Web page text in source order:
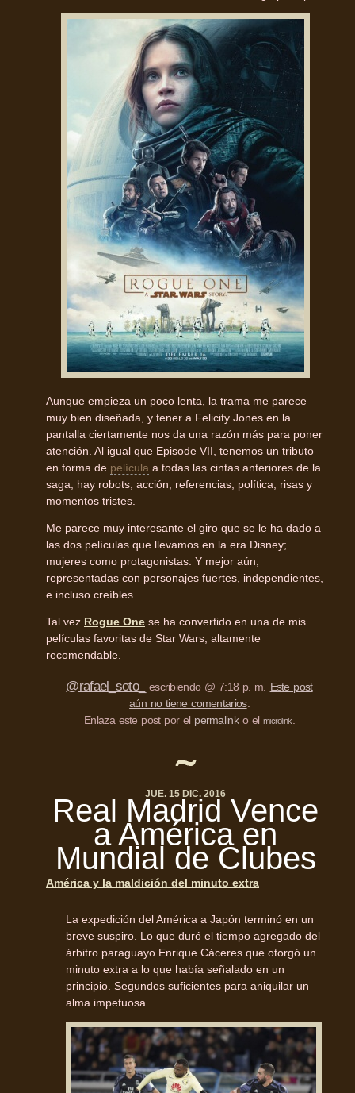
Aunque empieza un poco lenta, la trama me parece
muy bien diseñada, y tener a Felicity Jones en la
pantalla ciertamente nos da una razón más para poner
atención. Al igual que Episode VII, tenemos un tributo
en forma de película a todas las cintas anteriores de la
saga; hay robots, acción, referencias, política, risas y
momentos tristes.
Me parece muy interesante el giro que se le ha dado a
las dos películas que llevamos en la era Disney;
mujeres como protagonistas. Y mejor aún,
representadas con personajes fuertes, independientes,
e incluso creíbles.
Tal vez Rogue One se ha convertido en una de mis
películas favoritas de Star Wars, altamente
recomendable.
@rafael_soto_ escribiendo @ 7:18 p. m. Este post
aún no tiene comentarios.
Enlaza este post por el permalinko el microlink
JUE. 15 DIC. 2016
Real Madrid Vence
a América en
Mundial de Clubes
América y la maldición del minuto extra
La expedición del América a Japón terminó en un
breve suspiro. Lo que duró el tiempo agregado del
árbitro paraguayo Enrique Cáceres que otorgó un
minuto extra a lo que había señalado en un
principio. Segundos suficientes para aniquilar un
alma impetuosa.